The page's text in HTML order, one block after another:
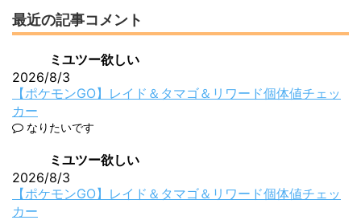
最近の記事コメント
ミユツー欲しい
2026/8/3
【ポケモンGO】レイド＆タマゴ＆リワード個体値チェッ
カー
なりたいです
ミユツー欲しい
2026/8/3
【ポケモンGO】レイド＆タマゴ＆リワード個体値チェッ
カー